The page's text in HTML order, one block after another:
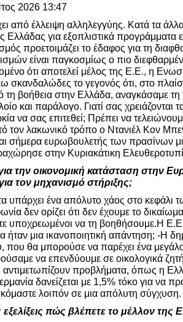
2026 13:47
έλλειψη αλληλεγγύης. Κατά τα
Ελλάδας για εξοπλιστικά προγράμματα
προετοιμάζει το έδαφος για τη
είναι παγκοσμίως ο πιο
ότι αποτελεί μέλος της Ε.Ε., η
σκανδαλώδες το γεγονός ότι, στο
τη βοήθεια στην Ελλάδα, αναγκάσαμε
και παράλογο. Γιατί σας χρειάζονται
να σας επιτεθεί; Πρέπει να
τον λακωνικό τρόπο ο Ντανιέλ Κον
σήμερα ευρωβουλετής των πρασίνων
στην Κυριακάτικη
την οικονομική κατάσταση στην
τον μηχανισμό στήριξης;
υπάρχει ένα απόλυτο χάος στο κεφάλι
δεν ορίζει ότι δεν έχουμε το
υποχρεωμένοι να τη βοηθήσουμε.Η Ε.Ε.
ήταν μια ικανοποιητική απάντηση; -Η
που θα μπορούσε να παρέχει ένα
να επενδύουμε σε οικολογικά
προβλήματα, όπως η
δανείζεται με 1,5% τόκο για να
λοιπόν σε μια απόλυτη σύγχυση.
πώς βλέπετε το μέλλον της